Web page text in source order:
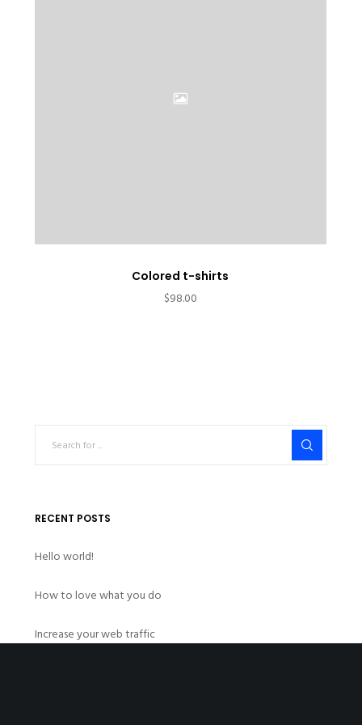
Colored t-shirts
$98.00
RECENT POSTS
Hello world!
How to love what you do
Increase your web traffic